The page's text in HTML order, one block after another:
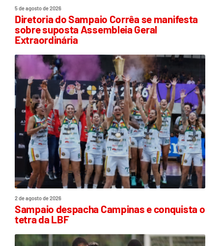
5 de agosto de 2026
Diretoria do Sampaio Corrêa se manifesta
sobre suposta Assembleia Geral
Extraordinária
2 de agosto de 2026
Sampaio despacha Campinas e conquista o
tetra da LBF